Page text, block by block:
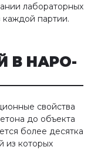
лабораторных
партии.
В НАРО-
свойства
до объекта
более десятка
из которых